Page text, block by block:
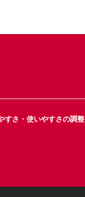
すさ・使いやすさの調整